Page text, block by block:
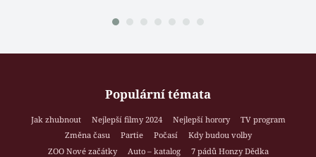
Populární témata
Jak zhubnout Nejlepší filmy 2024 Nejlepší horory
TV program
Změna času
Partie Počasí
Kdy budou volby
ZOO Nové začátky
Auto – katalog
7 pádů Honzy Dědka